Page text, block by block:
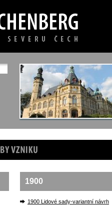
1900
1900 Lidové sady-variantní návrh